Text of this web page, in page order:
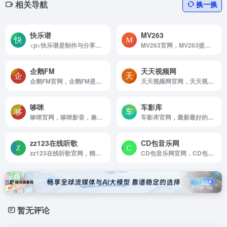
相关导航 换一换
快乐谱
<p>快乐谱是制作与分享图形简谱的网站，谱子可以完美的在Windows、Mac、iPad、iPhone、安卓手机等设备上全屏展示。收录的谱子有1000多首，支持的乐器有：六孔陶笛、十二孔陶笛、三管陶笛、八孔埙、十孔埙、洞箫、葫芦丝、古筝。</p>
MV263
MV263官网，MV263提供在线MV免费观看，最热门MV收录，高清MV免费下载，高清MP4免费下载，MV263让生活更美好！
企鹅FM
企鹅FM官网，企鹅FM是腾讯公司推出的音频电台分享平台，提供最热门的网络电台节目。点歌台，鬼故事，星座风水，情感节目等系列直播节目每个夜晚陪着你。罗辑思维，偶遇鲁小胖，同道星娱乐大咖网红就在企鹅FM。更有最新最全有声小说如果蜗牛有爱情，盗墓笔记合集，鬼吹灯合集无聊的时候陪着你。企鹅FM应用更能按时段推送内容，能智能判断网络环境的Wi-Fi下载，更有定时播放，专辑内上一次收听提醒等贴心设计，满足你的收听需求。
天天视频网
天天视频网官网，天天视频网每天更新最流行的dj舞曲视频，车载视频mv，dj视频舞曲，车载dj视频，最新美女dj视频下载
哆咪
哆咪官网，哆咪影音，兼具时尚与品质的高清影音分享平台，包含演唱会蓝光原盘BDMV/BDISO下载，4K超清MV下载，Hi-Res音乐与SACD下载。
车影库
车影库官网，最新最好的DJMV视频下载网站，提供高清好看车载DJ舞曲视频，车载舞曲下载，我们网站有最专业视频剪辑师和DJ舞曲制作团队精心混音打造的DJ单曲和夜店DJ舞曲，每天更新最潮最嗨的DJ音乐视频，DJ现场舞曲视频，DJMV，酒吧夜店视频，让您感受高清好看的DJ现场视频的快乐，下载DJ车载视频就到车影库音乐网站 www，cheyingku，com
zz123在线听歌
zz123在线听歌官网，精选2022年最新抖音歌曲，分类齐全，歌曲数量丰富，更新及时。种子音乐全站收集了经典老歌，欧美流行，中文DJ等期待您的体验。
CD包音乐网
CD包音乐网官网，CD包音乐网 - 专业的无损音乐分享论坛，分享高音质无损音乐免费下载。提供ape，flac，wav，mp3，aac等格式专辑，汽车CD，慢摇DJ，影视原声等打包CD下载以及音乐资讯，乐评，在线试听及歌曲推荐。
暂无评论